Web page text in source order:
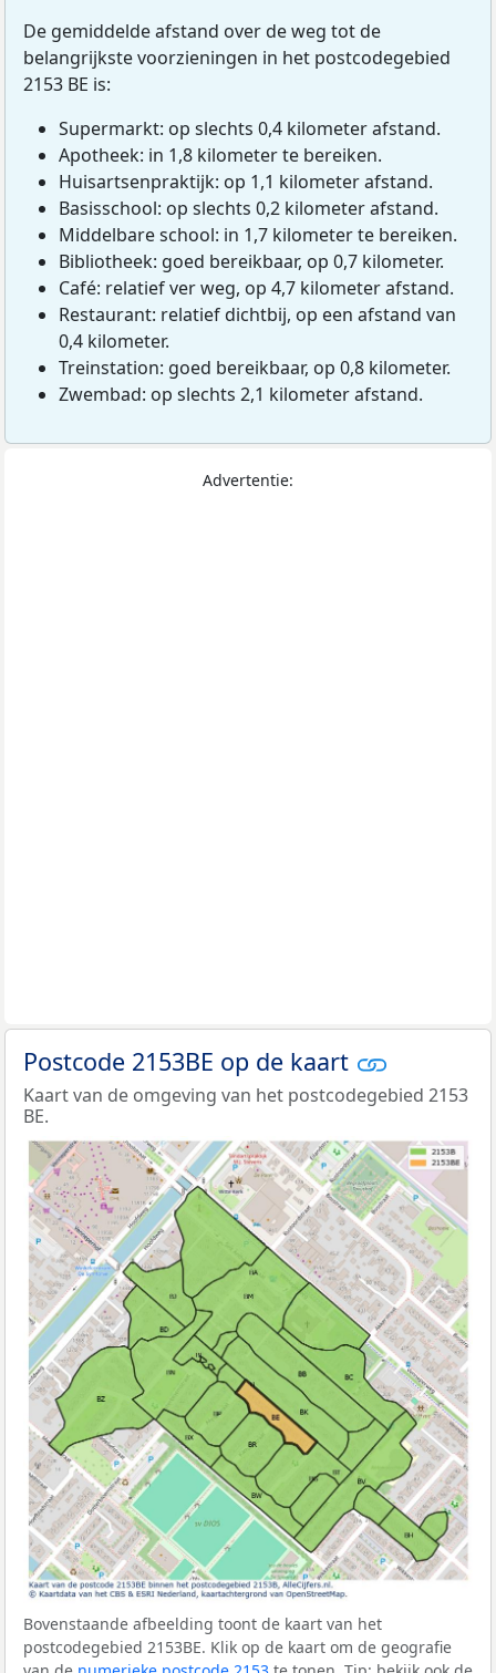
De gemiddelde afstand over de weg tot de
belangrijkste voorzieningen in het postcodegebied
2153 BE is:
Supermarkt: op slechts 0,4 kilometer afstand.
Apotheek: in 1,8 kilometer te bereiken.
Huisartsenpraktijk: op 1,1 kilometer afstand.
Basisschool: op slechts 0,2 kilometer afstand.
Middelbare school: in 1,7 kilometer te bereiken.
Bibliotheek: goed bereikbaar, op 0,7 kilometer.
Café: relatief ver weg, op 4,7 kilometer afstand.
Restaurant: relatief dichtbij, op een afstand van
0,4 kilometer.
Treinstation: goed bereikbaar, op 0,8 kilometer.
Zwembad: op slechts 2,1 kilometer afstand.
Advertentie:
Postcode 2153BE op de kaart
Kaart van de omgeving van het postcodegebied 2153
BE.
Bovenstaande afbeelding toont de kaart van het
postcodegebied 2153BE. Klik op de kaart om de geografie